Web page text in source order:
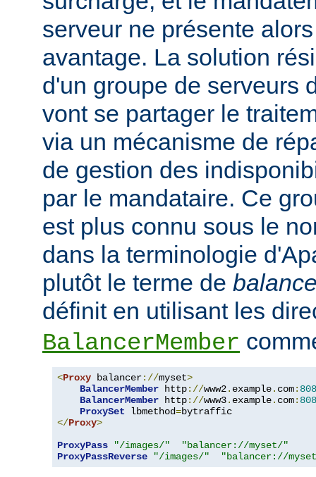
serveur ne présente
avantage. La solution
d'un groupe de serveurs
vont se partager le
via un mécanisme de
de gestion des
par le mandataire. Ce
est plus connu sous le
dans la terminologie
plutôt le terme de
définit en utilisant les
BalancerMember
<Proxy balancer://myset>
BalancerMember http://www2. example. com:
BalancerMember http://www3. example. com:
ProxySet lbmethod=
</Proxy>
ProxyPass
"/images/"
"balancer://myset/"
ProxyPassReverse
"/images/" "balancer://